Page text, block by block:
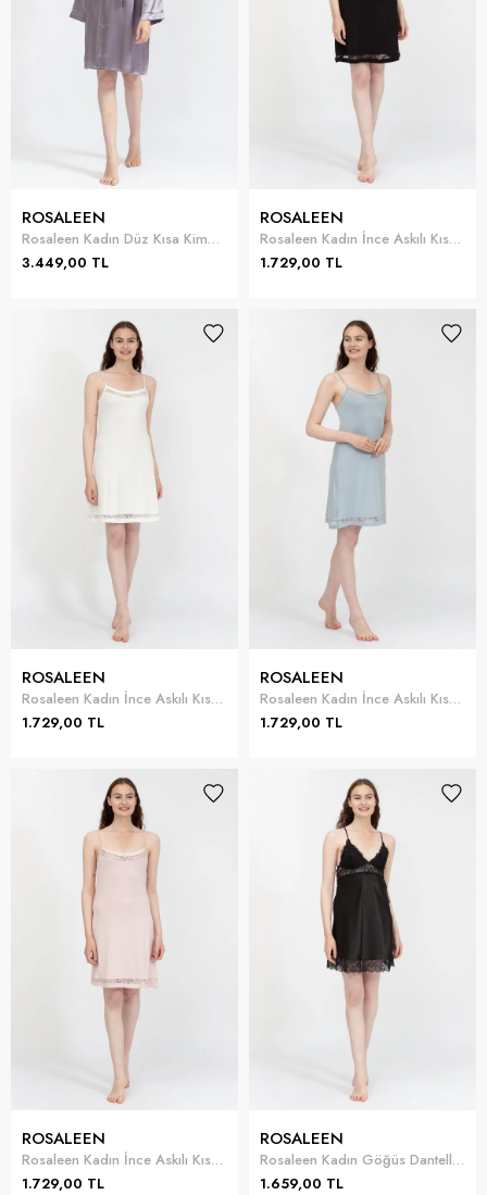
ROSALEEN
Rosaleen Kadın Düz Kısa Kimono
3.449,00 TL
ROSALEEN
Rosaleen Kadın İnce Askılı Kısa Gecelik
1.729,00 TL
ROSALEEN
Rosaleen Kadın İnce Askılı Kısa Gecelik
1.729,00 TL
ROSALEEN
Rosaleen Kadın İnce Askılı Kısa Gecelik
1.729,00 TL
ROSALEEN
Rosaleen Kadın İnce Askılı Kısa Gecelik
1.729,00 TL
ROSALEEN
Rosaleen Kadın Göğüs Dantelli Kısa Gecelik
1.659,00 TL